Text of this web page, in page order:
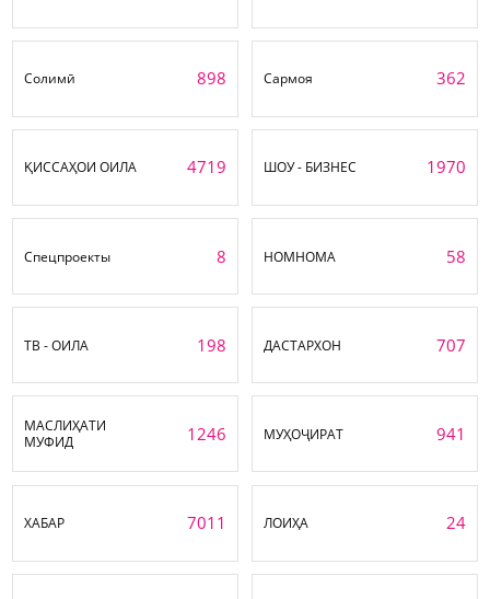
Солимӣ 898 Сармоя 362
ҚИССАҲОИ ОИЛА 4719 ШОУ - БИЗНЕС 1970
Спецпроекты 8 НОМНОМА 58
ТВ - ОИЛА 198 ДАСТАРХОН 707
МАСЛИҲАТИ
МУФИД
1246 МУҲОҶИРАТ 941
ХАБАР 7011 ЛОИҲА 24